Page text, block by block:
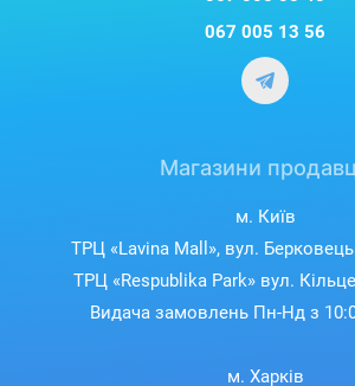
067 005 13 56
Магазини
м. Київ
ТРЦ «Lavina Mall», вул.
ТРЦ «Respublika Park» вул.
Видача замовлень Пн-Нд з
м. Харків